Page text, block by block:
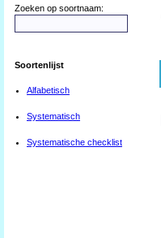
Zoeken op soortnaam:
Soortenlijst
Alfabetisch
Systematisch
Systematische checklist